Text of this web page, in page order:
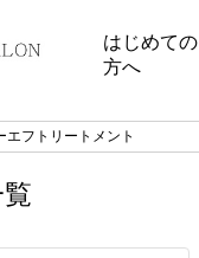
はじめての
方へ
エフトリートメント